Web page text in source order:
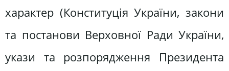
характер (Конституція України, закони
та постанови Верховної Ради України,
укази та розпорядження Президента